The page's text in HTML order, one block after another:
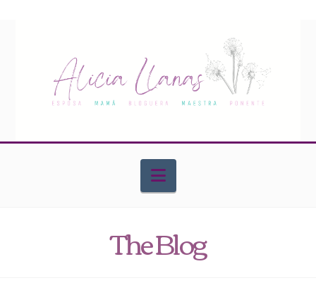
Navigation
The Blog